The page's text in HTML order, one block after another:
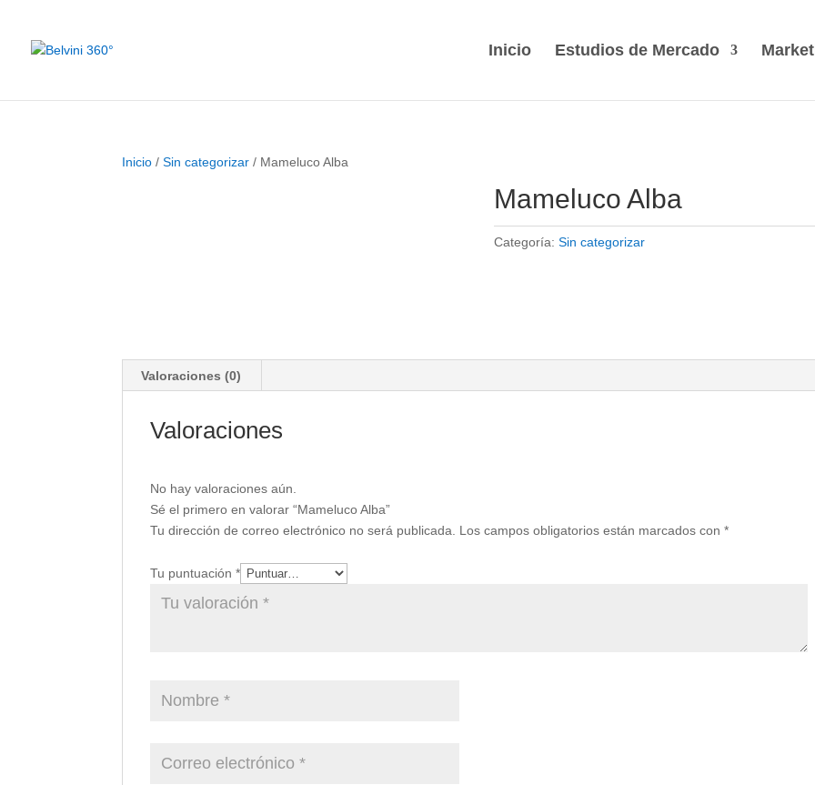
Inicio Estudios de Mercado
Inicio /Sin categorizar / Mameluco Alba
Mameluco Alba
Categoría: Sin categorizar
Valoraciones (0)
Valoraciones
No hay valoraciones aún.
Sé el primero en valorar “Mameluco Alba”
Tu dirección de correo electrónico no será publicada.
Los campos obligatorios están marcados con*
Tu puntuación*